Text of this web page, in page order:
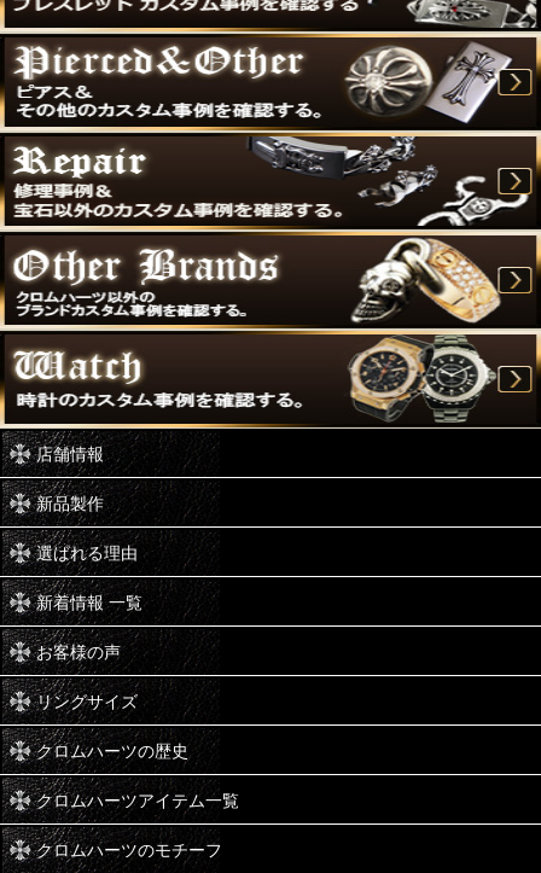
店舗情報
新品製作
選ばれる理由
新着情報 一覧
お客様の声
リングサイズ
クロムハーツの歴史
クロムハーツアイテム一覧
クロムハーツのモチーフ